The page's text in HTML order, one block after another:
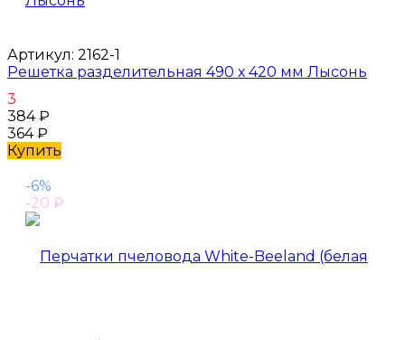
Артикул: 2162-1
Решетка разделительная 490 х 420 мм Лысонь
3
384₽
364₽
Купить
-6%
-20 ₽